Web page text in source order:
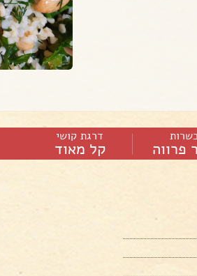
כשרות
פרווה
דרגת קושי
קל מאוד